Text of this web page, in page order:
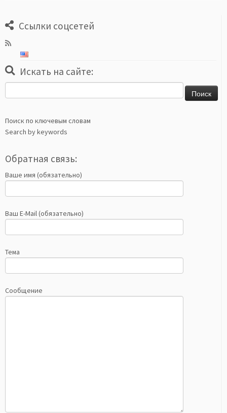
Ссылки соцсетей
Искать на сайте:
Поиск по ключевым словам
Search by keywords
Обратная связь:
Ваше имя (обязательно)
Ваш E-Mail (обязательно)
Тема
Сообщение